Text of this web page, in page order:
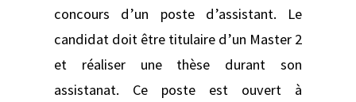
concours d’un poste d’assistant. Le
candidat doit être titulaire d’un Master 2
et réaliser une thèse durant son
assistanat. Ce poste est ouvert à